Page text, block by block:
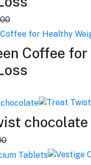
Coffee
chocolate